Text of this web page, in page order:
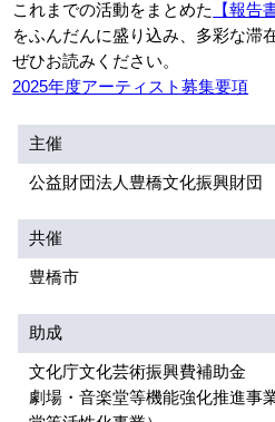
これまでの活動をまとめた 【報告
をふんだんに盛り込み、多彩な滞
ぜひお読みください。
2025年 度アーティスト募集要項
主催
公益財団法人豊橋文化振興財団
共催
豊橋市
助成
文化庁文化芸術振興費補助金
劇場・音楽堂等機能強化推進事